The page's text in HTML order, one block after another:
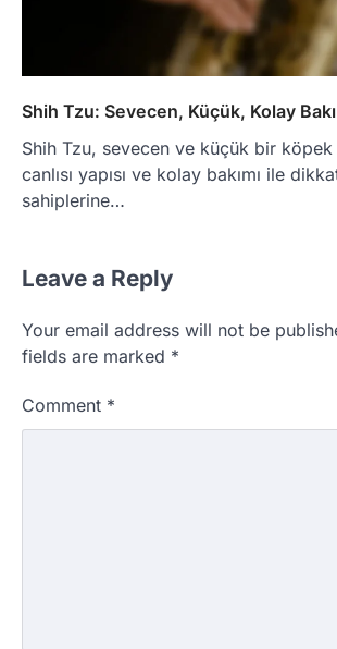
Shih Tzu: Sevecen, Küçük, Kolay
Shih Tzu, sevecen ve küçük bir köpek
canlısı yapısı ve kolay bakımı ile
sahiplerine…
Leave a Reply
Your email address will not be
fields are marked *
Comment *